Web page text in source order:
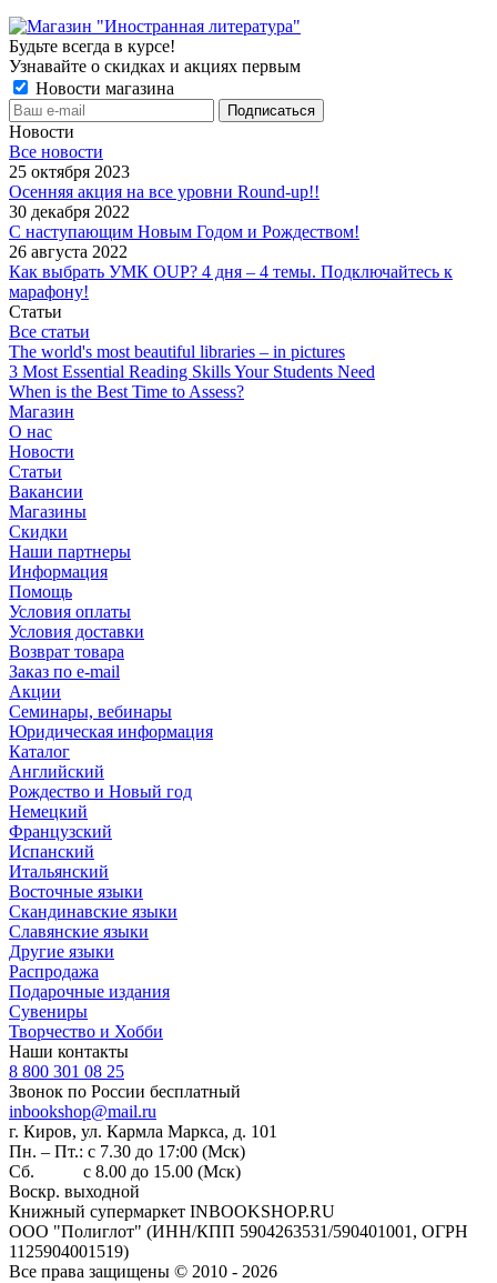
Будьте всегда в курсе!
Узнавайте о скидках и акциях первым
Новости магазина
Новости
Все новости
25 октября 2023
Осенняя акция на все уровни Round-up!!
30 декабря 2022
С наступающим Новым Годом и Рождеством!
26 августа 2022
Как выбрать УМК OUP? 4 дня – 4 темы. Подключайтесь к
марафону!
Статьи
Все статьи
The world's most beautiful libraries – in pictures
3 Most Essential Reading Skills Your Students Need
When is the Best Time to Assess?
Магазин
О нас
Новости
Статьи
Вакансии
Магазины
Скидки
Наши партнеры
Информация
Помощь
Условия оплаты
Условия доставки
Возврат товара
Заказ по e-mail
Акции
Семинары, вебинары
Юридическая информация
Каталог
Английский
Рождество и Новый год
Немецкий
Французский
Испанский
Итальянский
Восточные языки
Скандинавские языки
Славянские языки
Другие языки
Распродажа
Подарочные издания
Сувениры
Творчество и Хобби
Наши контакты
8 800 301 08 25
Звонок по России бесплатный
inbookshop@mail.ru
г. Киров, ул. Кармла Маркса, д. 101
Пн. – Пт.: с 7.30 до 17:00 (Мск)
Сб. с 8.00 до 15.00 (Мск)
Воскр. выходной
Книжный супермаркет INBOOKSHOP.RU
ООО "Полиглот" (ИНН/КПП 5904263531/590401001, ОГРН
1125904001519)
Все права защищены © 2010 - 2026